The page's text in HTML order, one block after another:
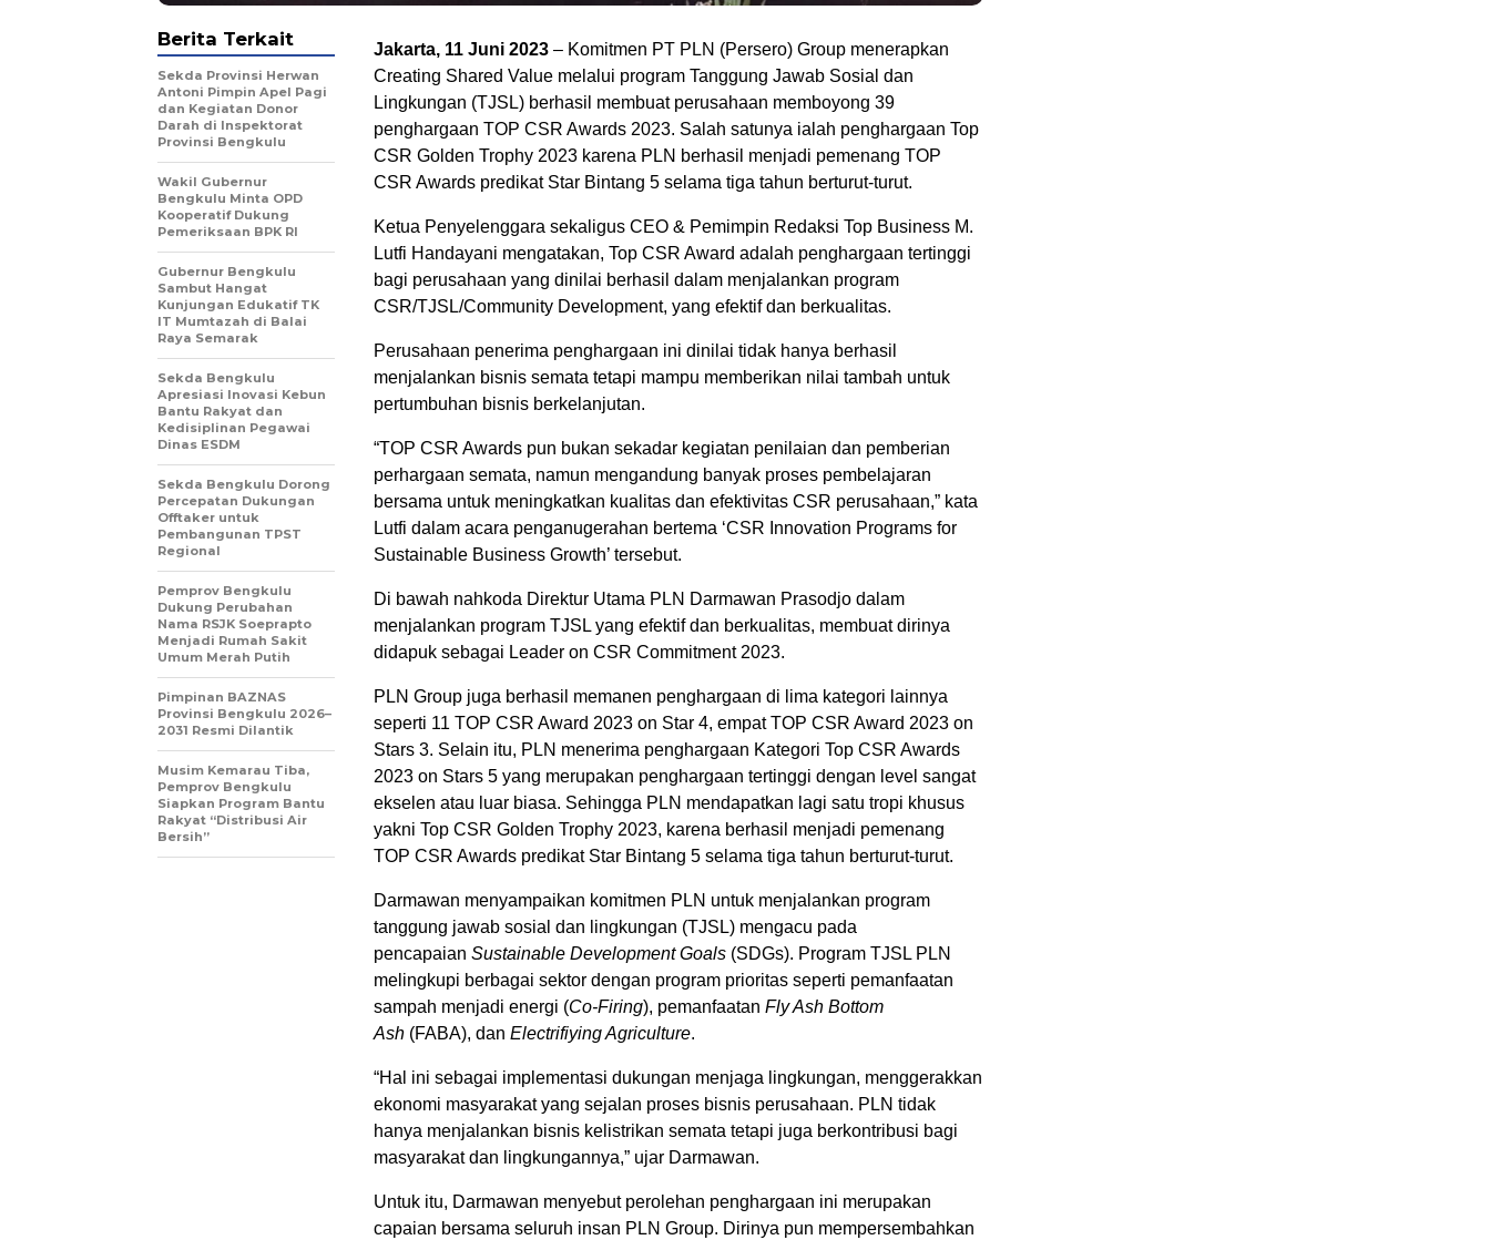
Jakarta, 11 Juni 2023 – Komitmen PT PLN (Persero) Group menerapkan
Creating Shared Value melalui program Tanggung Jawab Sosial dan
Lingkungan (TJSL) berhasil membuat perusahaan memboyong 39
penghargaan TOP CSR Awards 2023. Salah satunya ialah penghargaan Top
CSR Golden Trophy 2023 karena PLN berhasil menjadi pemenang TOP
CSR Awards predikat Star Bintang 5 selama tiga tahun berturut-turut.
Ketua Penyelenggara sekaligus CEO & Pemimpin Redaksi Top Business M.
Lutfi Handayani mengatakan, Top CSR Award adalah penghargaan tertinggi
bagi perusahaan yang dinilai berhasil dalam menjalankan program
CSR/TJSL/Community Development, yang efektif dan berkualitas.
Perusahaan penerima penghargaan ini dinilai tidak hanya berhasil
menjalankan bisnis semata tetapi mampu memberikan nilai tambah untuk
pertumbuhan bisnis berkelanjutan.
“TOP CSR Awards pun bukan sekadar kegiatan penilaian dan pemberian
perhargaan semata, namun mengandung banyak proses pembelajaran
bersama untuk meningkatkan kualitas dan efektivitas CSR perusahaan,” kata
Lutfi dalam acara penganugerahan bertema ‘CSR Innovation Programs for
Sustainable Business Growth’ tersebut.
Di bawah nahkoda Direktur Utama PLN Darmawan Prasodjo dalam
menjalankan program TJSL yang efektif dan berkualitas, membuat dirinya
didapuk sebagai Leader on CSR Commitment 2023.
PLN Group juga berhasil memanen penghargaan di lima kategori lainnya
seperti 11 TOP CSR Award 2023 on Star 4, empat TOP CSR Award 2023 on
Stars 3. Selain itu, PLN menerima penghargaan Kategori Top CSR Awards
2023 on Stars 5 yang merupakan penghargaan tertinggi dengan level sangat
ekselen atau luar biasa. Sehingga PLN mendapatkan lagi satu tropi khusus
yakni Top CSR Golden Trophy 2023, karena berhasil menjadi pemenang
TOP CSR Awards predikat Star Bintang 5 selama tiga tahun berturut-turut.
Darmawan menyampaikan komitmen PLN untuk menjalankan program
tanggung jawab sosial dan lingkungan (TJSL) mengacu pada
pencapaian Sustainable Development Goals (SDGs). Program TJSL PLN
melingkupi berbagai sektor dengan program prioritas seperti pemanfaatan
sampah menjadi energi (Co-Firing), pemanfaatan Fly Ash Bottom
Ash (FABA), dan Electrifiying Agriculture.
“Hal ini sebagai implementasi dukungan menjaga lingkungan, menggerakkan
ekonomi masyarakat yang sejalan proses bisnis perusahaan. PLN tidak
hanya menjalankan bisnis kelistrikan semata tetapi juga berkontribusi bagi
masyarakat dan lingkungannya,” ujar Darmawan.
Untuk itu, Darmawan menyebut perolehan penghargaan ini merupakan
capaian bersama seluruh insan PLN Group. Dirinya pun mempersembahkan
Berita Terkait
Sekda Provinsi Herwan
Antoni Pimpin Apel Pagi
dan Kegiatan Donor
Darah di Inspektorat
Provinsi Bengkulu
Wakil Gubernur
Bengkulu Minta OPD
Kooperatif Dukung
Pemeriksaan BPK RI
Gubernur Bengkulu
Sambut Hangat
Kunjungan Edukatif TK
IT Mumtazah di Balai
Raya Semarak
Sekda Bengkulu
Apresiasi Inovasi Kebun
Bantu Rakyat dan
Kedisiplinan Pegawai
Dinas ESDM
Sekda Bengkulu Dorong
Percepatan Dukungan
Offtaker untuk
Pembangunan TPST
Regional
Pemprov Bengkulu
Dukung Perubahan
Nama RSJK Soeprapto
Menjadi Rumah Sakit
Umum Merah Putih
Pimpinan BAZNAS
Provinsi Bengkulu 2026–
2031 Resmi Dilantik
Musim Kemarau Tiba,
Pemprov Bengkulu
Siapkan Program Bantu
Rakyat “Distribusi Air
Bersih”